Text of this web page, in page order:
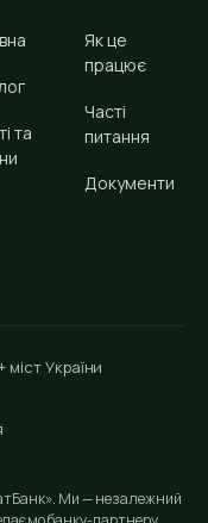
та
Як це
працює
Часті
питання
Документи
міст України
Ми — незалежний